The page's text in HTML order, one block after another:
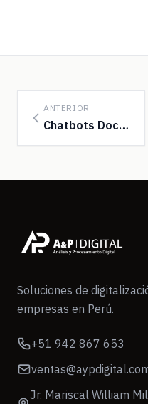
ANTERIOR
Chatbots Documentales IA para Atención al Cliente
Soluciones de
empresas en Perú.
+51 942 867 653
Jr. Mariscal William